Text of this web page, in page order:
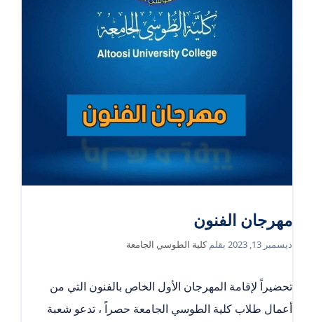
مهرجان الفنون
ديسمبر 13, 2023 بقلمكلية الطوسي الجامعة
تحضيراً لإقامة المهرجان الأول الخاص بالفنون التي من
أعمال طلاب كلية الطوسي الجامعة حصراً ، تدعو شعبة